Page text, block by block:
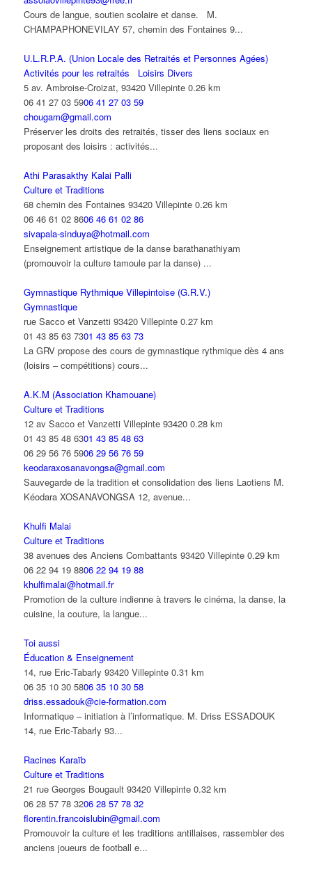
Cours de langue, soutien scolaire et danse. M.
CHAMPAPHONEVILAY 57, chemin des Fontaines 9...
U.L.R.P.A. (Union Locale des Retraités et Personnes Agées)
Activités pour les retraités
Loisirs Divers
5 av. Ambroise-Croizat, 93420 Villepinte 0.26 km
06 41 27 03 5906 41 27 03 59
chougam@gmail.com
Préserver les droits des retraités, tisser des liens sociaux en
proposant des loisirs : activités...
Athi Parasakthy Kalai Palli
Culture et Traditions
68 chemin des Fontaines 93420 Villepinte 0.26 km
06 46 61 02 8606 46 61 02 86
sivapala-sinduya@hotmail.com
Enseignement artistique de la danse barathanathiyam
(promouvoir la culture tamoule par la danse) ...
Gymnastique Rythmique Villepintoise (G.R.V.)
Gymnastique
rue Sacco et Vanzetti 93420 Villepinte 0.27 km
01 43 85 63 7301 43 85 63 73
La GRV propose des cours de gymnastique rythmique dès 4 ans
(loisirs – compétitions) cours...
A.K.M (Association Khamouane)
Culture et Traditions
12 av Sacco et Vanzetti Villepinte 93420 0.28 km
01 43 85 48 6301 43 85 48 63
06 29 56 76 5906 29 56 76 59
keodaraxosanavongsa@gmail.com
Sauvegarde de la tradition et consolidation des liens Laotiens M.
Kéodara XOSANAVONGSA 12, avenue...
Khulfi Malai
Culture et Traditions
38 avenues des Anciens Combattants 93420 Villepinte 0.29 km
06 22 94 19 8806 22 94 19 88
khulfimalai@hotmail.fr
Promotion de la culture indienne à travers le cinéma, la danse, la
cuisine, la couture, la langue...
Toi aussi
Éducation & Enseignement
14, rue Eric-Tabarly 93420 Villepinte 0.31 km
06 35 10 30 5806 35 10 30 58
driss.essadouk@cie-formation.com
Informatique – initiation à l’informatique. M. Driss ESSADOUK
14, rue Eric-Tabarly 93...
Racines Karaïb
Culture et Traditions
21 rue Georges Bougault 93420 Villepinte 0.32 km
06 28 57 78 3206 28 57 78 32
florentin.francoislubin@gmail.com
Promouvoir la culture et les traditions antillaises, rassembler des
anciens joueurs de football e...